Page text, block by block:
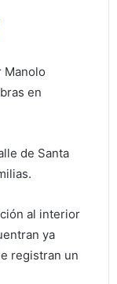
Manolo
en
de Santa
al interior
ya
registran un